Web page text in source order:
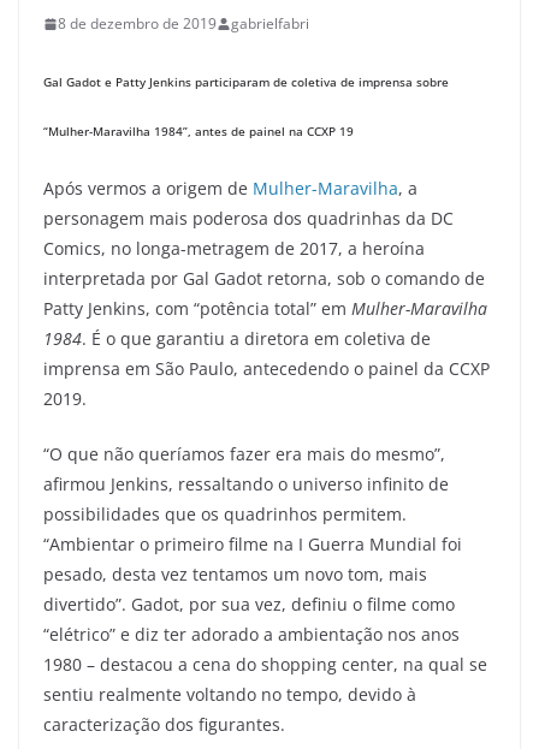
8 de dezembro de 2019 gabrielfabri
Gal Gadot e Patty Jenkins participaram de coletiva de imprensa sobre
“Mulher-Maravilha 1984”, antes de painel na CCXP 19
Após vermos a origem de Mulher-Maravilha, a
personagem mais poderosa dos quadrinhas da DC
Comics, no longa-metragem de 2017, a heroína
interpretada por Gal Gadot retorna, sob o comando de
Patty Jenkins, com “potência total” em Mulher-Maravilha
1984. É o que garantiu a diretora em coletiva de
imprensa em São Paulo, antecedendo o painel da CCXP
2019.
“O que não queríamos fazer era mais do mesmo”,
afirmou Jenkins, ressaltando o universo infinito de
possibilidades que os quadrinhos permitem.
“Ambientar o primeiro filme na I Guerra Mundial foi
pesado, desta vez tentamos um novo tom, mais
divertido”. Gadot, por sua vez, definiu o filme como
“elétrico” e diz ter adorado a ambientação nos anos
1980 – destacou a cena do shopping center, na qual se
sentiu realmente voltando no tempo, devido à
caracterização dos figurantes.